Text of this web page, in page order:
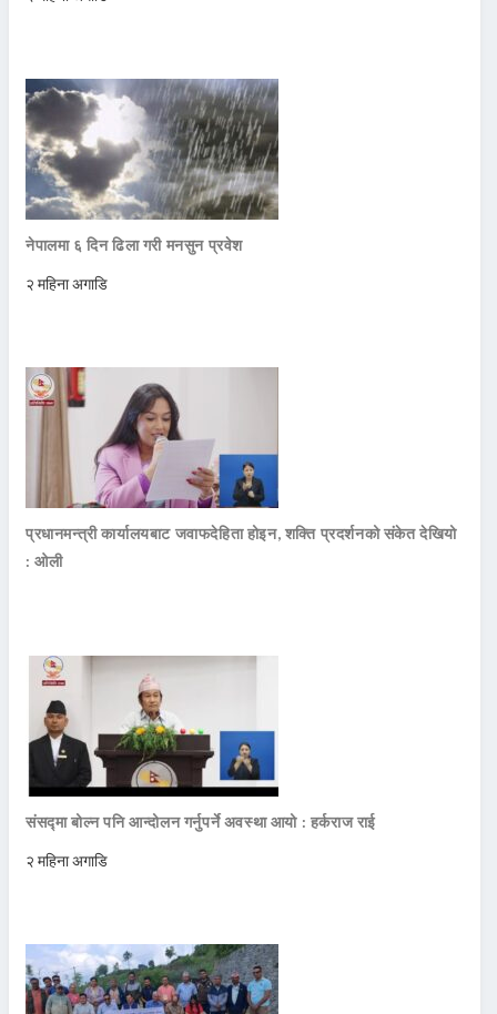
नेपालमा ६ दिन ढिला गरी मनसुन प्रवेश
२ महिना अगाडि
प्रधानमन्त्री कार्यालयबाट जवाफदेहिता होइन, शक्ति प्रदर्शनको संकेत देखियो
: ओली
संसद्मा बोल्न पनि आन्दोलन गर्नुपर्ने अवस्था आयो : हर्कराज राई
२ महिना अगाडि